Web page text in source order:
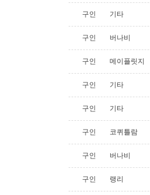
구인 기타
구인 버나비
구인 메이플릿지
구인 기타
구인 기타
구인 코퀴틀람
구인 버나비
구인 랭리